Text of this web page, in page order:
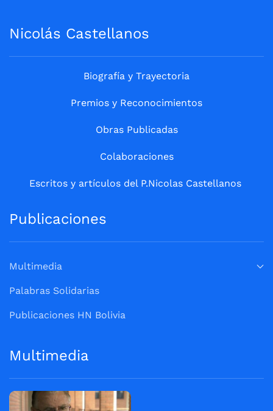
Nicolás Castellanos
Biografía y Trayectoria
Premios y Reconocimientos
Obras Publicadas
Colaboraciones
Escritos y artículos del P.Nicolas Castellanos
Publicaciones
Multimedia
Palabras Solidarias
Publicaciones HN Bolivia
Multimedia